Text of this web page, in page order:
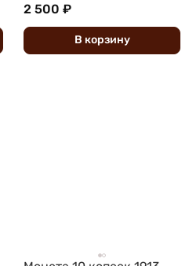
2 500 ₽
В корзину